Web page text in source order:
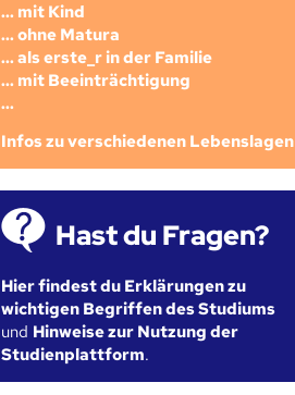
... mit Kind
... ohne Matura
... als erste_r in der Familie
... mit Beeinträchtigung
...
Infos zu verschiedenen Lebenslagen
Hast du Fragen?
Hier findest du Erklärungen zu
wichtigen Begriffen des Studiums
und Hinweise zur Nutzung der
Studienplattform.